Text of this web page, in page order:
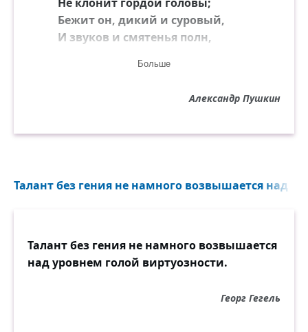
Бежит он, дикий и суровый,
И звуков и смятенья полн,
В широкошумные дубровы...
Больше
Александр Пушкин
Талант без гения не намного возвышается над
Талант без гения не намного возвышается
над уровнем голой виртуозности.
Георг Гегель